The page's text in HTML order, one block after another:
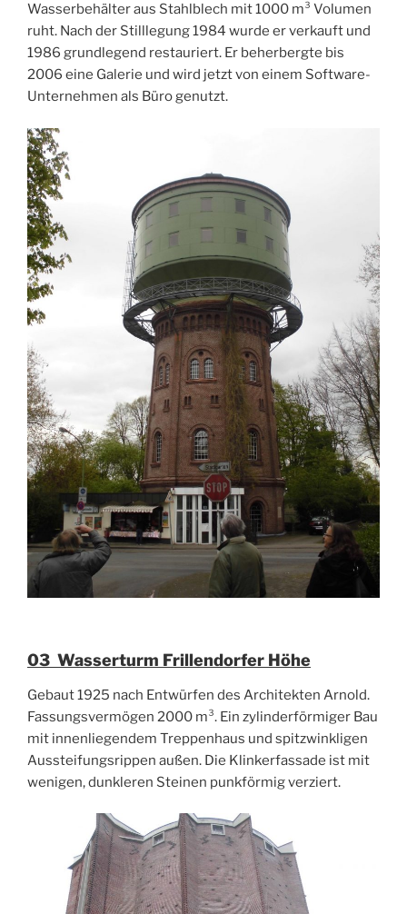
Wasserbehälter aus Stahlblech mit 1000 m³ Volumen
ruht. Nach der Stilllegung 1984 wurde er verkauft und
1986 grundlegend restauriert. Er beherbergte bis
2006 eine Galerie und wird jetzt von einem Software-
Unternehmen als Büro genutzt.
03 Wasserturm Frillendorfer Höhe
Gebaut 1925 nach Entwürfen des Architekten Arnold.
Fassungsvermögen 2000 m³. Ein zylinderförmiger Bau
mit innenliegendem Treppenhaus und spitzwinkligen
Aussteifungsrippen außen. Die Klinkerfassade ist mit
wenigen, dunkleren Steinen punkförmig verziert.